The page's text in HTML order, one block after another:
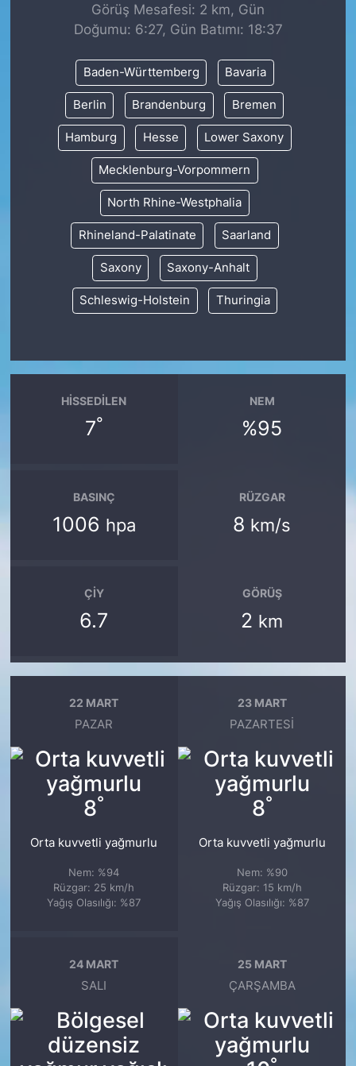
Görüş Mesafesi: 2 km, Gün
Doğumu: 6:27, Gün Batımı: 18:37
Baden-Württemberg Bavaria
Berlin Brandenburg Bremen
Hamburg Hesse Lower Saxony
Mecklenburg-Vorpommern
North Rhine-Westphalia
Rhineland-Palatinate Saarland
Saxony Saxony-Anhalt
Schleswig-Holstein Thuringia
HISSEDILEN
7°
NEM
%95
BASINÇ
1006 hpa
RÜZGAR
8 km/s
ÇIY
6.7
GÖRÜŞ
2 km
22 MART
PAZAR
8°
Orta kuvvetli yağmurlu
Nem: %94
Rüzgar: 25 km/h
Yağış Olasılığı: %87
23 MART
PAZARTESI
8°
Orta kuvvetli yağmurlu
Nem: %90
Rüzgar: 15 km/h
Yağış Olasılığı: %87
24 MART
SALI
25 MART
ÇARŞAMBA